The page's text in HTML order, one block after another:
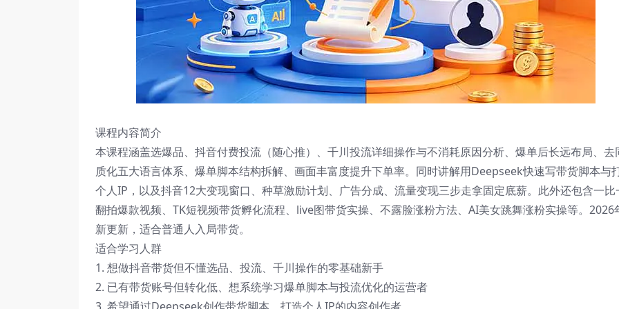
课程内容简介
本课程涵盖选爆品、抖音付费投流（随心推）、千川投流详细操作与不消耗原因分析、爆单后长远布局、去
质化五大语言体系、爆单脚本结构拆解、画面丰富度提升下单率。同时讲解用Deepseek快速写带货脚本与
个人IP，以及抖音12大变现窗口、种草激励计划、广告分成、流量变现三步走拿固定底薪。此外还包含一比
翻拍爆款视频、TK短视频带货孵化流程、live图带货实操、不露脸涨粉方法、AI美女跳舞涨粉实操等。2026
新更新，适合普通人入局带货。
适合学习人群
1. 想做抖音带货但不懂选品、投流、千川操作的零基础新手
2. 已有带货账号但转化低、想系统学习爆单脚本与投流优化的运营者